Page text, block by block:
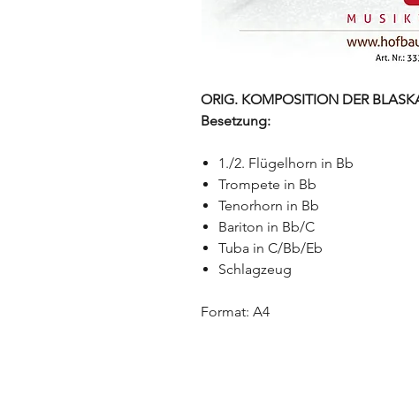
ORIG. KOMPOSITION DER
Besetzung:
1./2. Flügelhorn in Bb
Trompete in Bb
Tenorhorn in Bb
Bariton in Bb/C
Tuba in C/Bb/Eb
Schlagzeug
Format: A4